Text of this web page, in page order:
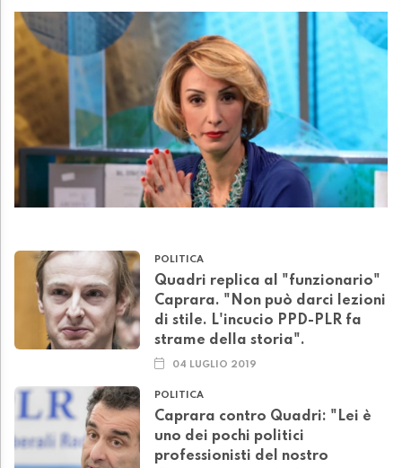
POLITICA
Quadri replica al "funzionario"
Caprara. "Non può darci lezioni
di stile. L'incucio PPD-PLR fa
strame della storia".
04 LUGLIO 2019
POLITICA
Caprara contro Quadri: "Lei è
uno dei pochi politici
professionisti del nostro